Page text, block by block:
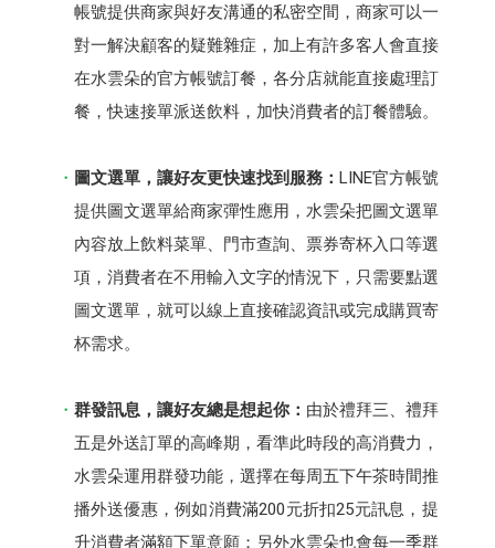
帳號提供商家與好友溝通的私密空間，商家可以一
對一解決顧客的疑難雜症，加上有許多客人會直接
在水雲朵的官方帳號訂餐，各分店就能直接處理訂
餐，快速接單派送飲料，加快消費者的訂餐體驗。
圖文選單，讓好友更快速找到服務： LINE官方帳號
提供圖文選單給商家彈性應用，水雲朵把圖文選單
內容放上飲料菜單、門市查詢、票券寄杯入口等選
項，消費者在不用輸入文字的情況下，只需要點選
圖文選單，就可以線上直接確認資訊或完成購買寄
杯需求。
群發訊息，讓好友總是想起你： 由於禮拜三、禮拜
五是外送訂單的高峰期，看準此時段的高消費力，
水雲朵運用群發功能，選擇在每周五下午茶時間推
播外送優惠，例如消費滿200元折扣25元訊息，提
升消費者滿額下單意願；另外水雲朵也會每一季群